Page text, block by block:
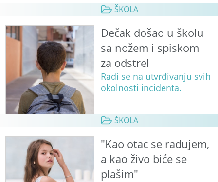
ŠKOLA
Dečak došao u školu
sa nožem i spiskom
za odstrel
Radi se na utvrđivanju svih
okolnosti incidenta.
ŠKOLA
"Kao otac se radujem,
a kao živo biće se
plašim"